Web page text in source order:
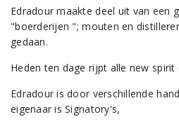
Edradour maakte deel uit van een
"boerderijen "; mouten en
gedaan.
Heden ten dage rijpt alle new spirit
Edradour is door verschillende
eigenaar is Signatory's,